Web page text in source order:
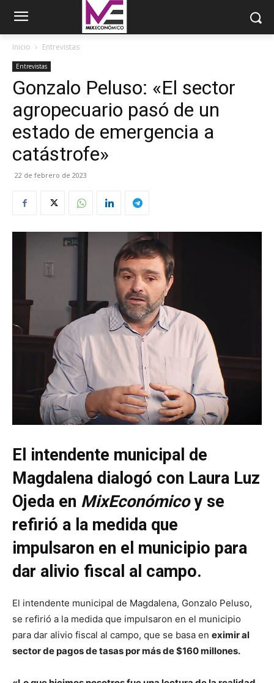
Inicio Entrevistas
Entrevistas
Gonzalo Peluso: «El sector
agropecuario pasó de un
estado de emergencia a
catástrofe»
22 de febrero de 2023
El intendente municipal de
Magdalena dialogó con Laura Luz
Ojeda en MixEconómicoy se
refirió a la medida que
impulsaron en el municipio para
dar alivio fiscal al campo.
El intendente municipal de Magdalena, Gonzalo Peluso,
se refirió a la medida que impulsaron en el municipio
para dar alivio fiscal al campo, que se basa en eximir al
sector de pagos de tasas por más de $160 millones.